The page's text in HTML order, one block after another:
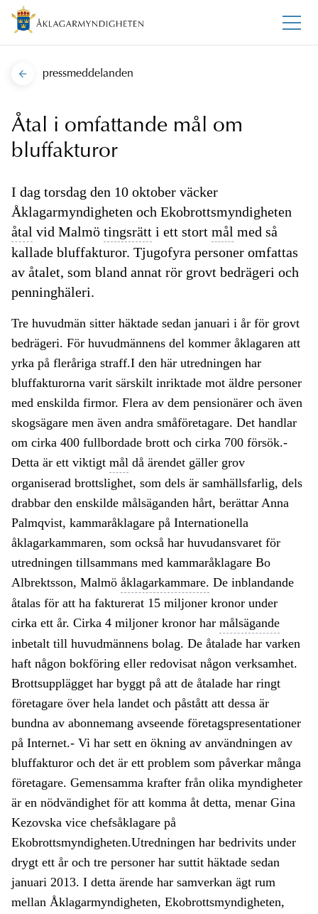
pressmeddelanden
Åtal i omfattande mål om
bluffakturor
I dag torsdag den 10 oktober väcker
Åklagarmyndigheten och Ekobrottsmyndigheten
åtal vid Malmö tingsrätt i ett stort mål med så
kallade bluffakturor. Tjugofyra personer omfattas
av åtalet, som bland annat rör grovt bedrägeri och
penninghäleri.
Tre huvudmän sitter häktade sedan januari i år för grovt
bedrägeri. För huvudmännens del kommer åklagaren att
yrka på fleråriga straff.I den här utredningen har
bluffakturorna varit särskilt inriktade mot äldre personer
med enskilda firmor. Flera av dem pensionärer och även
skogsägare men även andra småföretagare. Det handlar
om cirka 400 fullbordade brott och cirka 700 försök.-
Detta är ett viktigt mål då ärendet gäller grov
organiserad brottslighet, som dels är samhällsfarlig, dels
drabbar den enskilde målsäganden hårt, berättar Anna
Palmqvist, kammaråklagare på Internationella
åklagarkammaren, som också har huvudansvaret för
utredningen tillsammans med kammaråklagare Bo
Albrektsson, Malmö åklagarkammare. De inblandande
åtalas för att ha fakturerat 15 miljoner kronor under
cirka ett år. Cirka 4 miljoner kronor har målsägande
inbetalt till huvudmännens bolag. De åtalade har varken
haft någon bokföring eller redovisat någon verksamhet.
Brottsupplägget har byggt på att de åtalade har ringt
företagare över hela landet och påstått att dessa är
bundna av abonnemang avseende företagspresentationer
på Internet.- Vi har sett en ökning av användningen av
bluffakturor och det är ett problem som påverkar många
företagare. Gemensamma krafter från olika myndigheter
är en nödvändighet för att komma åt detta, menar Gina
Kezovska vice chefsåklagare på
Ekobrottsmyndigheten.Utredningen har bedrivits under
drygt ett år och tre personer har suttit häktade sedan
januari 2013. I detta ärende har samverkan ägt rum
mellan Åklagarmyndigheten, Ekobrottsmyndigheten,